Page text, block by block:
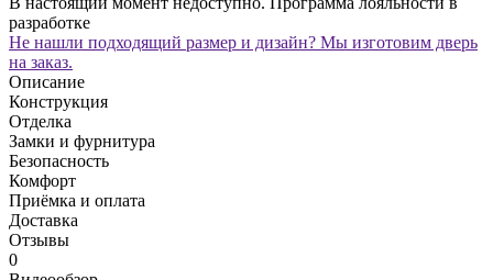
разработке
Не нашли подходящий размер и дизайн? Мы изготовим дверь
на заказ.
Описание
Конструкция
Отделка
Замки и фурнитура
Безопасность
Комфорт
Приёмка и оплата
Доставка
Отзывы
0